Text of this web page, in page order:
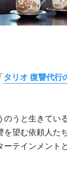
タリオ 復讐代行
うと生きてい
望む依頼人た
テインメント